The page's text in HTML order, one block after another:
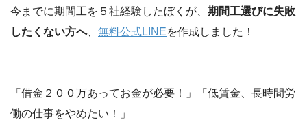
今までに期間工を５社経験したぼくが、 期間工選びに失敗
したくない方へ、 無料公式LINEを作成しました！
「借金２００万あってお金が必要！」「低賃金、長時間労
働の仕事をやめたい！」